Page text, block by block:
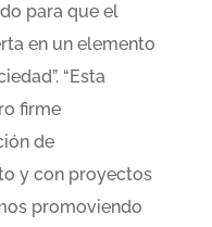
para que el
en un elemento
“Esta
firme
de
y con proyectos
promoviendo